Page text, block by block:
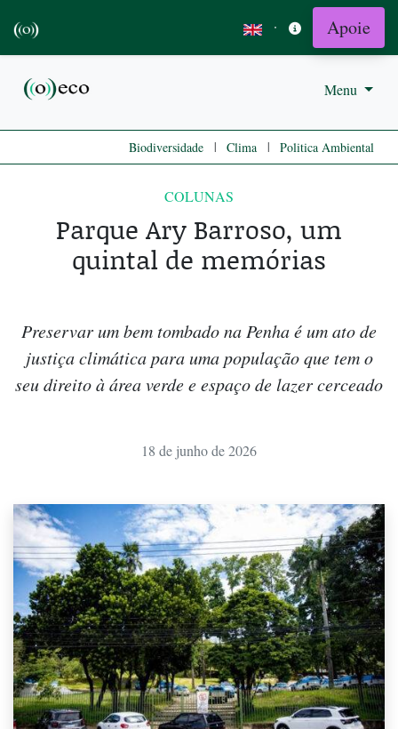
· Apoie
Menu
Biodiversidade | Clima | Politica Ambiental
COLUNAS
Parque Ary Barroso, um
quintal de memórias
Preservar um bem tombado na Penha é um ato de
justiça climática para uma população que tem o
seu direito à área verde e espaço de lazer cerceado
18 de junho de 2026